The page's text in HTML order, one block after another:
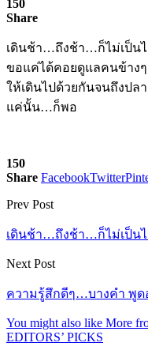
150
Share
เดินช้า…ถึงช้า…ก็ไม่เป็นไ
ขอแค่ได้คอยดูแลคนข้างๆ
ให้เดินไปด้วยกันจนถึงปล
แค่นั้น…ก็พอ
150
Share FacebookTwitter
Prev Post
เดินช้า…ถึงช้า…ก็ไม่เป็น
Next Post
ความรู้สึกดีๆ…บางคำ พู
You might also like More
EDITORS’ PICKS